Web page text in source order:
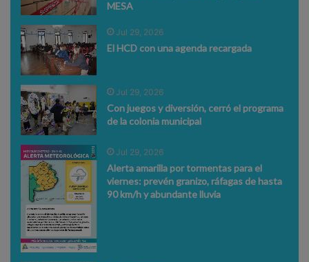
MESA
Jul 29, 2026
El HCD con una agenda recargada
Jul 29, 2026
Con juegos y diversión, cerró el programa
de la colonia municipal
Jul 29, 2026
Alerta amarilla por tormentas para el
viernes: prevén granizo, ráfagas de hasta
90 km/h y abundante lluvia